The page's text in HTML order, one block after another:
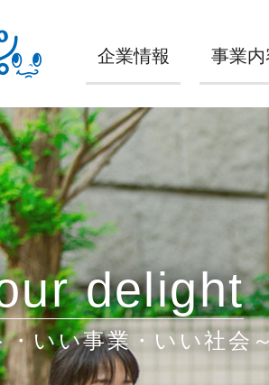
企業情報 事業内
delight
・いい事業・いい社会